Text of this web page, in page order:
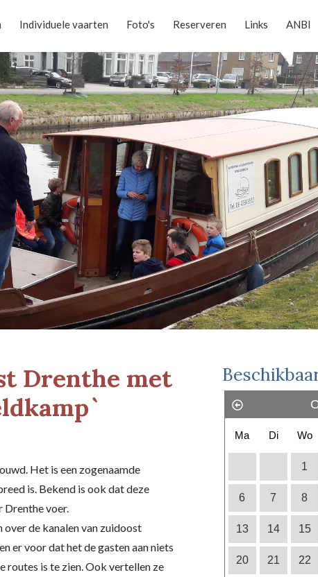
Individuele vaarten Foto's Reserveren Links ANBI
Drenthe met
Het is een zogenaamde
is. Bekend is ook dat deze
Drenthe voer.
de kanalen van zuidoost
er voor dat het de gasten aan niets
routes is te zien. Ook vertellen ze
Ma Di Wo
1
6 7 8
13 14 15
20 21 22